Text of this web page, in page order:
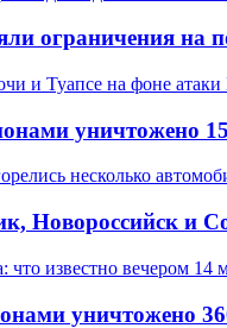
ограничения на
уничтожено
Новороссийск и
уничтожено